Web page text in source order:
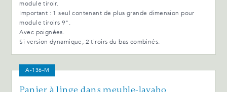
module tiroir.
Important : 1 seul contenant de plus grande dimension pour
module tiroirs 9".
Avec poignées.
Si version dynamique, 2 tiroirs du bas combinés.
A-136-M
Panier à linge dans meuble-lavabo